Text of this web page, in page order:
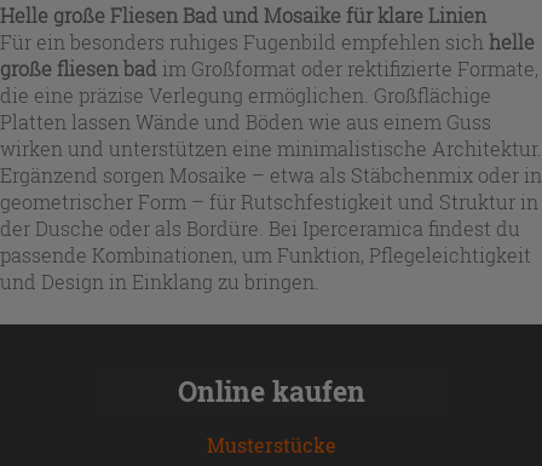
Helle große Fliesen Bad und Mosaike für klare Linien
Für ein besonders ruhiges Fugenbild empfehlen sich helle
große fliesen bad im Großformat oder rektifizierte Formate,
die eine präzise Verlegung ermöglichen. Großflächige
Platten lassen Wände und Böden wie aus einem Guss
wirken und unterstützen eine minimalistische Architektur.
Ergänzend sorgen Mosaike – etwa als Stäbchenmix oder in
geometrischer Form – für Rutschfestigkeit und Struktur in
der Dusche oder als Bordüre. Bei Iperceramica findest du
passende Kombinationen, um Funktion, Pflegeleichtigkeit
und Design in Einklang zu bringen.
Online kaufen
Musterstücke